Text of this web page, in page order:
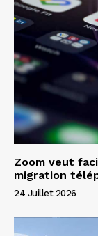
Zoom veut
migration
24 Juillet 2026